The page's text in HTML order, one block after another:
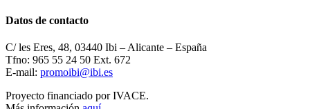
Datos de contacto
C/ les Eres, 48, 03440 Ibi – Alicante – España
Tfno: 965 55 24 50 Ext. 672
E-mail: promoibi@ibi.es
Proyecto financiado por IVACE.